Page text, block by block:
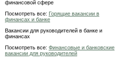
финансовой сфере
Посмотреть все: Горящие вакансии в
финансах и банке
Вакансии для руководителей в банке и
финансах
Посмотреть все: Финансовые и банковские
вакансии для руководителей